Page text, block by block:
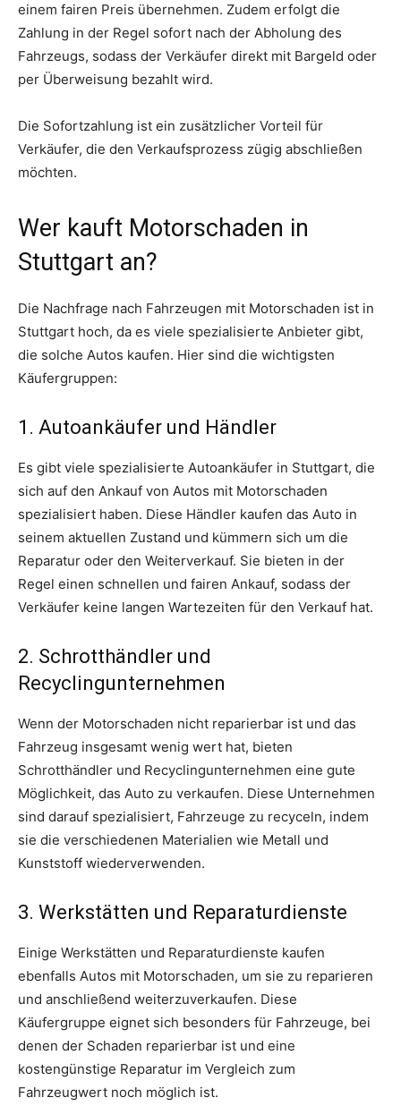
einem fairen Preis übernehmen. Zudem erfolgt die
Zahlung in der Regel sofort nach der Abholung des
Fahrzeugs, sodass der Verkäufer direkt mit Bargeld oder
per Überweisung bezahlt wird.
Die Sofortzahlung ist ein zusätzlicher Vorteil für
Verkäufer, die den Verkaufsprozess zügig abschließen
möchten.
Wer kauft Motorschaden in
Stuttgart an?
Die Nachfrage nach Fahrzeugen mit Motorschaden ist in
Stuttgart hoch, da es viele spezialisierte Anbieter gibt,
die solche Autos kaufen. Hier sind die wichtigsten
Käufergruppen:
1. Autoankäufer und Händler
Es gibt viele spezialisierte Autoankäufer in Stuttgart, die
sich auf den Ankauf von Autos mit Motorschaden
spezialisiert haben. Diese Händler kaufen das Auto in
seinem aktuellen Zustand und kümmern sich um die
Reparatur oder den Weiterverkauf. Sie bieten in der
Regel einen schnellen und fairen Ankauf, sodass der
Verkäufer keine langen Wartezeiten für den Verkauf hat.
2. Schrotthändler und
Recyclingunternehmen
Wenn der Motorschaden nicht reparierbar ist und das
Fahrzeug insgesamt wenig wert hat, bieten
Schrotthändler und Recyclingunternehmen eine gute
Möglichkeit, das Auto zu verkaufen. Diese Unternehmen
sind darauf spezialisiert, Fahrzeuge zu recyceln, indem
sie die verschiedenen Materialien wie Metall und
Kunststoff wiederverwenden.
3. Werkstätten und Reparaturdienste
Einige Werkstätten und Reparaturdienste kaufen
ebenfalls Autos mit Motorschaden, um sie zu reparieren
und anschließend weiterzuverkaufen. Diese
Käufergruppe eignet sich besonders für Fahrzeuge, bei
denen der Schaden reparierbar ist und eine
kostengünstige Reparatur im Vergleich zum
Fahrzeugwert noch möglich ist.